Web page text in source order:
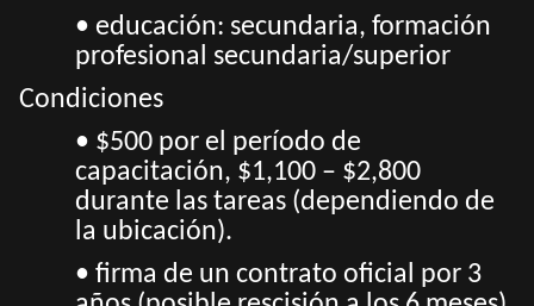
• educación: secundaria, formación
profesional secundaria/superior
Condiciones
• $500 por el período de
capacitación, $1,100 – $2,800
durante las tareas (dependiendo de
la ubicación).
• firma de un contrato oficial por 3